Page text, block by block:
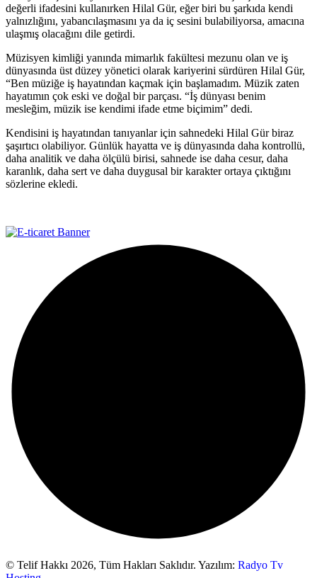
değerli ifadesini kullanırken Hilal Gür, eğer biri bu şarkıda kendi
yalnızlığını, yabancılaşmasını ya da iç sesini bulabiliyorsa, amacına
ulaşmış olacağını dile getirdi.
Müzisyen kimliği yanında mimarlık fakültesi mezunu olan ve iş
dünyasında üst düzey yönetici olarak kariyerini sürdüren Hilal Gür,
“Ben müziğe iş hayatından kaçmak için başlamadım. Müzik zaten
hayatımın çok eski ve doğal bir parçası. “İş dünyası benim
mesleğim, müzik ise kendimi ifade etme biçimim” dedi.
Kendisini iş hayatından tanıyanlar için sahnedeki Hilal Gür biraz
şaşırtıcı olabiliyor. Günlük hayatta ve iş dünyasında daha kontrollü,
daha analitik ve daha ölçülü birisi, sahnede ise daha cesur, daha
karanlık, daha sert ve daha duygusal bir karakter ortaya çıktığını
sözlerine ekledi.
© Telif Hakkı 2026, Tüm Hakları Saklıdır. Yazılım: Radyo Tv